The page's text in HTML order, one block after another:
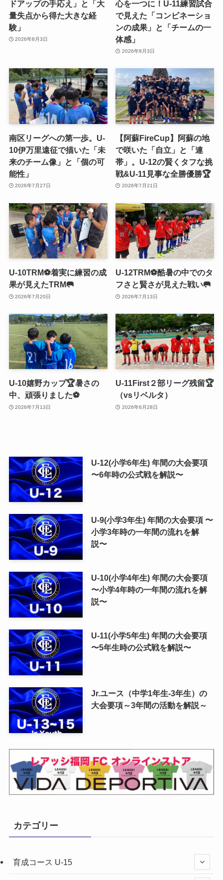
ドアップの手応え」と「大
量失点から得た大きな経
験」
2026年8月3日
心を一つに！U-11練習試合
で見えた「コンビネーショ
ンの成果」と「チームの一
体感」
2026年8月3日
南区リーグへの第一歩。U-
10伊万里遠征で描いた「未
来のチーム像」と「個の可
能性」
2026年7月27日
【阿蘇FireCup】阿蘇の地
で咲いた「自立」と「連
帯」。U-12の賢くタフな挑
戦&U-11見事な全勝優勝🏆
2026年7月21日
U-10TRM⚽️着実に練習の成
果が見えたTRM🥅
2026年7月20日
U-12TRM⚽️酷暑の中でのタ
フさと賢さが見えた戦い🥅
2026年7月13日
U-10嬉野カップ🏆暑さの
中、頑張りました⚽️
2026年7月13日
U-11First２部リーグ残留🏆
（vsリベルタ）
2026年6月28日
U-12(小学6年生) 年間の大会要項
〜6年時の公式戦を解説〜
U-9(小学3年生) 年間の大会要項 〜
小学3年時の一年間の流れを解
説〜
U-10(小学4年生) 年間の大会要項
〜小学4年時の一年間の流れを解
説〜
U-11(小学5年生) 年間の大会要項
〜5年生時の公式戦を解説〜
Jr.ユース（中学1年生-3年生）の
大会要項～3年間の活動を解説～
カテゴリー
育成コース U-15